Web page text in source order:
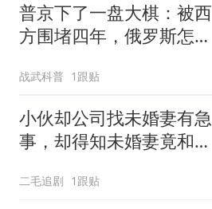
普京下了一盘大棋：被西
方围堵四年，俄罗斯怎么
战武科普 1跟贴
小伙却公司找未婚妻有急
事，却得知未婚妻竟和别
二毛追剧 1跟贴